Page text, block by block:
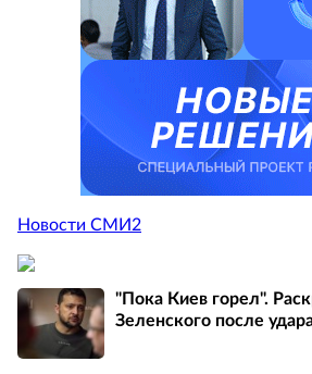
Новости СМИ2
"Пока Киев горел".
Зеленского после